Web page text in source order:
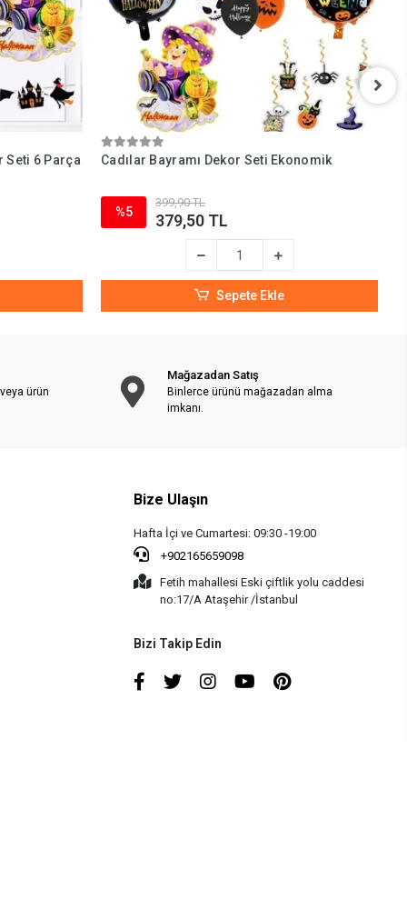
Seti 6 Parça Cadılar Bayramı Dekor Seti Ekonomik
%5
399,90 TL
379,50 TL
Sepete Ekle
ürün
Mağazadan Satış
Binlerce ürünü mağazadan alma
imkanı.
Bize Ulaşın
Hafta İçi ve Cumartesi: 09:30 -19:00
+902165659098
Fetih mahallesi Eski çiftlik yolu caddesi
no:17/A Ataşehir /İstanbul
Bizi Takip Edin